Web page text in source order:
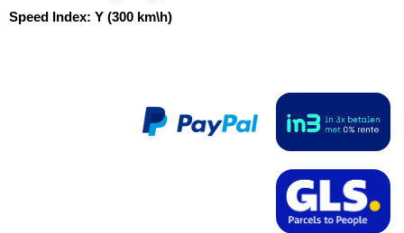
Speed Index: Y (300 km\h)